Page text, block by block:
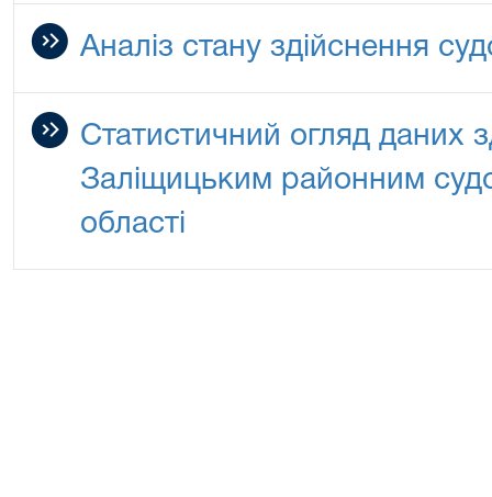
Аналіз стану здійснення
Статистичний огляд даних
Заліщицьким районним
області